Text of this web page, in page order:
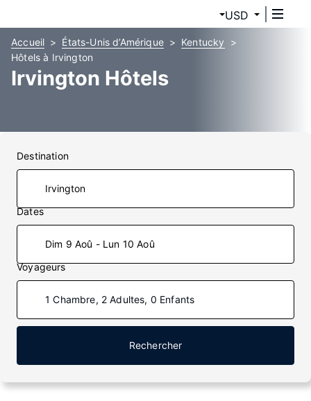
USD
Accueil États-Unis d’Amérique
Kentucky
Hôtels à Irvington
Irvington Hôtels
Destination
Dates
Dim 9 Aoû - Lun 10 Aoû
Voyageurs
1 Chambre, 2 Adultes, 0 Enfants
Rechercher